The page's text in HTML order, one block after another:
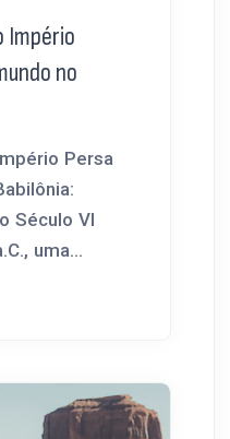
Império
no
Persa
Século VI
uma...